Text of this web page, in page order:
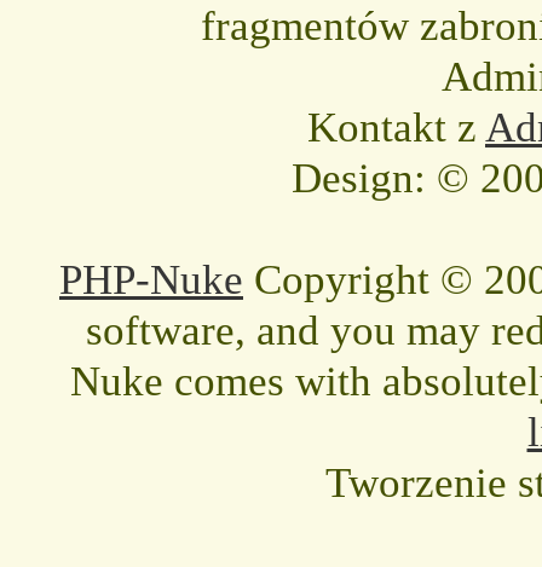
fragmentów
Kontakt z
Design: ©
PHP-Nuke Copyright ©
software, and you may
Nuke comes with
Tworzenie